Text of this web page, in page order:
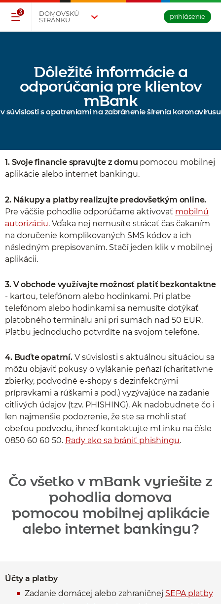
DOMOVSKÚ
STRÁNKU
3
prihlásenie
Dôležité informácie a
odporúčania pre klientov
mBank
v súvislosti s opatreniami na zabránenie šírenia koronavírusu
1. Svoje financie spravujte z domu pomocou mobilnej
aplikácie alebo internet bankingu.
2. Nákupy a platby realizujte predovšetkým online.
Pre väčšie pohodlie odporúčame aktivovať mobilnú
autorizáciu. Vďaka nej nemusíte strácať čas čakaním
na doručenie komplikovaných SMS kódov a ich
následným prepisovaním. Stačí jeden klik v mobilnej
aplikácii.
3. V obchode využívajte možnosť platiť bezkontaktne
- kartou, telefónom alebo hodinkami. Pri platbe
telefónom alebo hodinkami sa nemusíte dotýkať
platobného terminálu ani pri sumách nad 50 EUR.
Platbu jednoducho potvrdíte na svojom telefóne.
4. Buďte opatrní.V súvislosti s aktuálnou situáciou sa
môžu objaviť pokusy o vylákanie peňazí (charitatívne
zbierky, podvodné e-shopy s dezinfekčnými
prípravkami a rúškami a pod.) vyzývajúce na zadanie
citlivých údajov (tzv. PHISHING). Ak nadobudnete čo i
len najmenšie podozrenie, že ste sa mohli stať
obeťou podvodu, ihneď kontaktujte mLinku na čísle
0850 60 60 50. Rady ako sa brániť phishingu.
Čo všetko v mBank vyriešite z
pohodlia domova
pomocou mobilnej aplikácie
alebo internet bankingu?
Účty a platby
Zadanie domácej alebo zahraničnej SEPA platby